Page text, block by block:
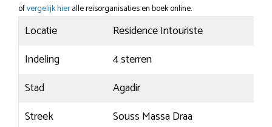
ofvergelijk hieralle reisorganisaties en boek online.
Locatie
Residence Intouriste
Indeling
4 sterren
Stad
Agadir
Streek
Souss Massa Draa